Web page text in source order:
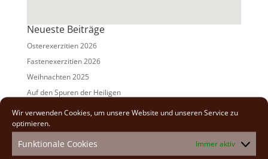
Wir verwenden Cookies, um unsere Website und unseren Service zu
optimieren.
Funktionale Cookies Immer aktiv
Neueste Beiträge
Osterexerzitien 2026
Fastenexerzitien 2026
Weihnachten 2025
Auf den Spuren der Heiligen
Adventexerzitien 2025
2026(2)